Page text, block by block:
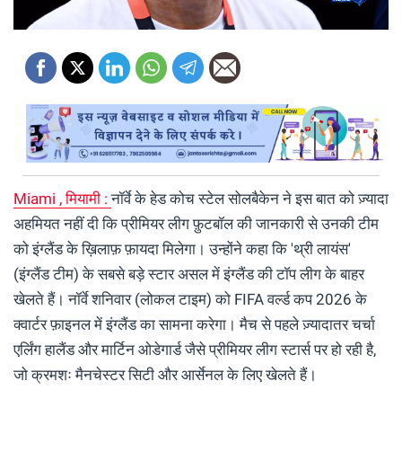
Miami , मियामी :नॉर्वे के हेड कोच स्टेल सोलबैकेन ने इस बात को ज़्यादा
अहमियत नहीं दी कि प्रीमियर लीग फ़ुटबॉल की जानकारी से उनकी टीम
को इंग्लैंड के ख़िलाफ़ फ़ायदा मिलेगा। उन्होंने कहा कि 'थ्री लायंस'
(इंग्लैंड टीम) के सबसे बड़े स्टार असल में इंग्लैंड की टॉप लीग के बाहर
खेलते हैं। नॉर्वे शनिवार (लोकल टाइम) को FIFA वर्ल्ड कप 2026 के
क्वार्टर फ़ाइनल में इंग्लैंड का सामना करेगा। मैच से पहले ज़्यादातर चर्चा
एर्लिंग हालैंड और मार्टिन ओडेगार्ड जैसे प्रीमियर लीग स्टार्स पर हो रही है,
जो क्रमशः मैनचेस्टर सिटी और आर्सेनल के लिए खेलते हैं।